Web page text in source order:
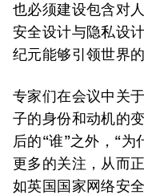
也必须建设包含对
安全设计与隐私设
纪元能够引领世界
专家们在会议中关
子的身份和动机的
后的“谁”之外，“为
更多的关注，从而
如英国国家网络安